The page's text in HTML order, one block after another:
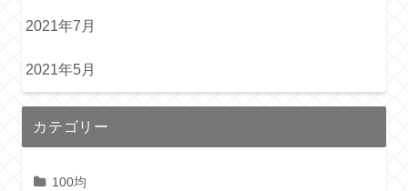
2021年7月
2021年5月
カテゴリー
100均